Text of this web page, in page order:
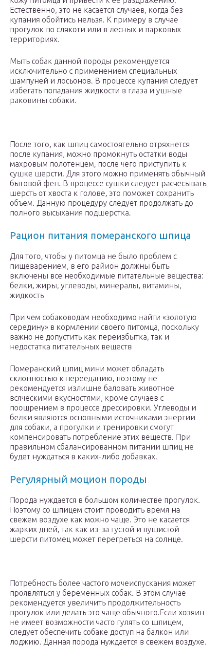
Естественно, это не касается случаев, когда без
купания обойтись нельзя. К примеру в случае
прогулок по слякоти или в лесных и парковых
территориях.
Мыть собак данной породы рекомендуется
исключительно с применением специальных
шампуней и лосьонов. В процессе купания следует
избегать попадания жидкости в глаза и ушные
раковины собаки.
После того, как шпиц самостоятельно отряхнется
после купания, можно промокнуть остатки воды
махровым полотенцем, после чего приступить к
сушке шерсти. Для этого можно применять обычный
бытовой фен. В процессе сушки следует расчесывать
шерсть от хвоста к голове, это поможет сохранить
объем. Данную процедуру следует продолжать до
полного высыхания подшерстка.
Рацион питания померанского шпица
Для того, чтобы у питомца не было проблем с
пищеварением, в его райион должны быть
включены все необходимые питательные вещества:
белки, жиры, углеводы, минералы, витамины,
жидкость
При чем собаководам необходимо найти «золотую
середину» в кормлении своего питомца, поскольку
важно не допустить как переизбытка, так и
недостатка питательных веществ
Померанский шпиц мини может обладать
склонностью к перееданию, поэтому не
рекомендуется излишне баловать животное
всяческими вкусностями, кроме случаев с
поощрением в процессе дрессировки. Углеводы и
белки являются основными источниками энергии
для собаки, а прогулки и тренировки смогут
компенсировать потребление этих веществ. При
правильном сбалансированном питании шпиц не
будет нуждаться в каких-либо добавках.
Регулярный моцион породы
Порода нуждается в большом количестве прогулок.
Поэтому со шпицем стоит проводить время на
свежем воздухе как можно чаще. Это не касается
жарких дней, так как из-за густой и пушистой
шерсти питомец может перегреться на солнце.
Потребность более частого мочеиспускания может
проявляться у беременных собак. В этом случае
рекомендуется увеличить продолжительность
прогулок или делать это чаще обычного.Если хозяин
не имеет возможности часто гулять со шпицем,
следует обеспечить собаке доступ на балкон или
лоджию. Данная порода нуждается в свежем воздухе.